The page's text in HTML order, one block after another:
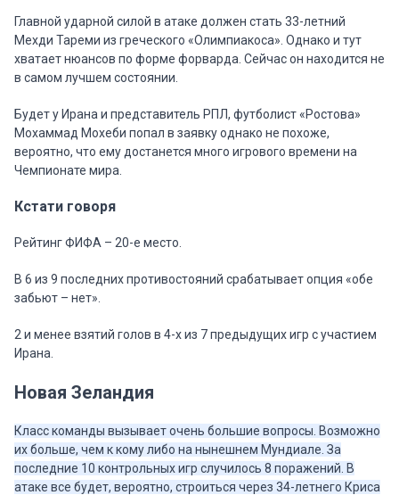
Главной ударной силой в атаке должен стать 33-летний
Мехди Тареми из греческого «Олимпиакоса». Однако и тут
хватает нюансов по форме форварда. Сейчас он находится не
в самом лучшем состоянии.
Будет у Ирана и представитель РПЛ, футболист «Ростова»
Мохаммад Мохеби попал в заявку однако не похоже,
вероятно, что ему достанется много игрового времени на
Чемпионате мира.
Кстати говоря
Рейтинг ФИФА – 20-е место.
В 6 из 9 последних противостояний срабатывает опция «обе
забьют – нет».
2 и менее взятий голов в 4-х из 7 предыдущих игр с участием
Ирана.
Новая Зеландия
Класс команды вызывает очень большие вопросы. Возможно
их больше, чем к кому либо на нынешнем Мундиале. За
последние 10 контрольных игр случилось 8 поражений. В
атаке все будет, вероятно, строиться через 34-летнего Криса